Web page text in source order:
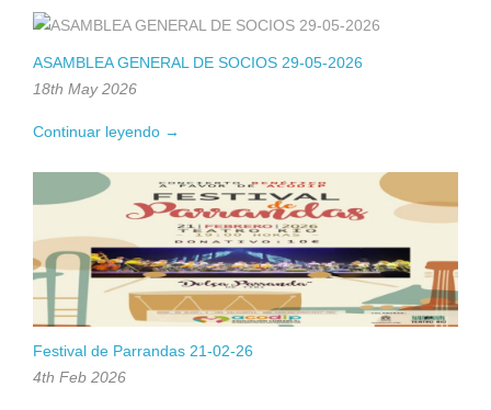
ASAMBLEA GENERAL DE SOCIOS 29-05-2026
18th May 2026
Continuar leyendo →
Festival de Parrandas 21-02-26
4th Feb 2026